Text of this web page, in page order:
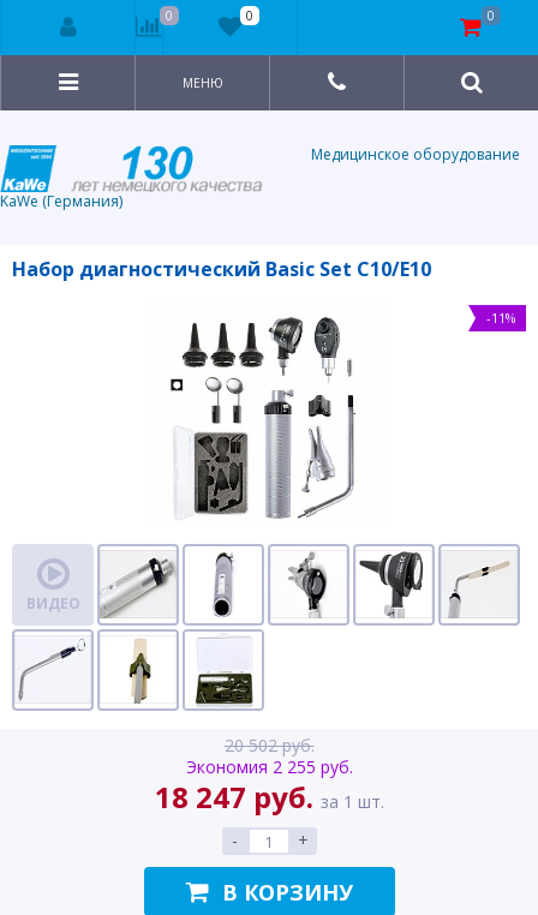
Медицинское оборудование
KaWe (Германия)
МЕНЮ
Набор диагностический Basic Set C10/E10
-11%
ВИДЕО
20 502 руб.
Экономия 2 255 руб.
18 247 руб. за 1 шт.
-
+
В КОРЗИНУ
0 0 0